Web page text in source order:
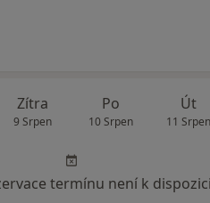
Zítra
9 Srpen
Po
10 Srpen
Út
11 Srpen
termínu není k dispozici